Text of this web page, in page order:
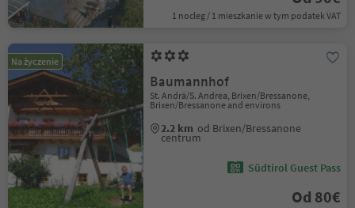
1 nocleg / 1 mieszkanie w tym podatek VAT
Na życzenie
Baumannhof
St. Andrä/S. Andrea, Brixen/Bressanone,
Brixen/Bressanone and environs
2.2 km od Brixen/Bressanone
centrum
Südtirol Guest Pass
Od 80€